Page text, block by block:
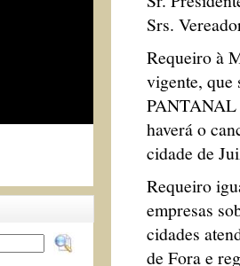
Srs.
Requeiro à
vigente, que
PANTANAL
haverá o
cidade de
Requeiro
empresas
cidades
de Fora e